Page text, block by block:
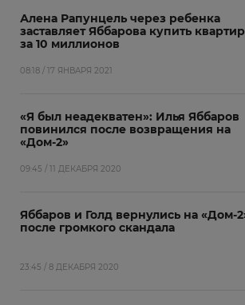
Алена Рапунцель через ребенка
заставляет Яббарова купить
за 10 миллионов
08:18 / 17 ЯНВАРЯ 2021
«Я был неадекватен»: Илья Яббаров
повинился после возвращения на
«Дом-2»
09:45 / 11 ДЕКАБРЯ 2020
Яббаров и Голд вернулись на «Дом-
после громкого скандала
23:45 / 8 ДЕКАБРЯ 2020